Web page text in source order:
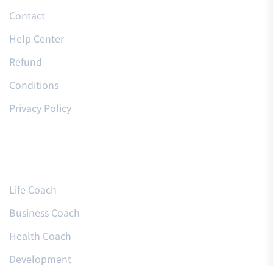
Contact
Help Center
Refund
Conditions
Privacy Policy
Life Coach
Business Coach
Health Coach
Development